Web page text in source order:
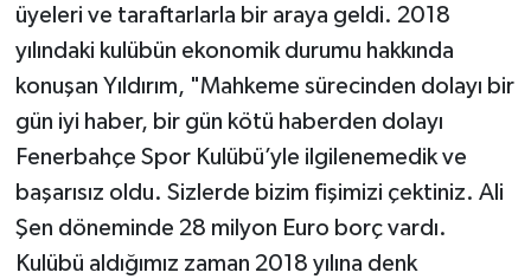
üyeleri ve taraftarlarla bir araya geldi. 2018
yılındaki kulübün ekonomik durumu hakkında
konuşan Yıldırım, "Mahkeme sürecinden dolayı bir
gün iyi haber, bir gün kötü haberden dolayı
Fenerbahçe Spor Kulübü’yle ilgilenemedik ve
başarısız oldu. Sizlerde bizim fişimizi çektiniz. Ali
Şen döneminde 28 milyon Euro borç vardı.
Kulübü aldığımız zaman 2018 yılına denk